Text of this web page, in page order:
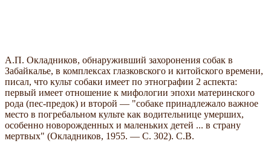
А.П. Окладников, обнаруживший захоронения собак в
Забайкалье, в комплексах глазковского и китойского времени,
писал, что культ собаки имеет по этнографии 2 аспекта:
первый имеет отношение к мифологии эпохи материнского
рода (пес-предок) и второй — "собаке принадлежало важное
место в погребальном культе как водительнице умерших,
особенно новорожденных и маленьких детей ... в страну
мертвых" (Окладников, 1955. — С. 302). С.В.